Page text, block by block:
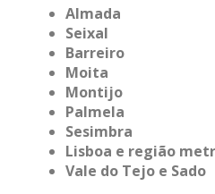
Almada
Seixal
Barreiro
Moita
Montijo
Palmela
Sesimbra
Lisboa e região
Vale do Tejo e Sado